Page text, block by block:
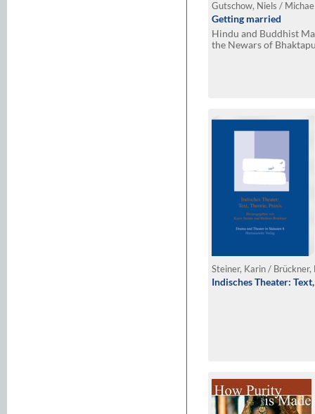
Gutschow, Niels /
Getting married
Hindu and Buddhist
the Newars of
Steiner, Karin /
Indisches Theater: